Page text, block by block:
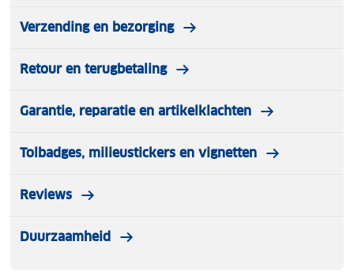
Verzending en bezorging
Retour en terugbetaling
Garantie, reparatie en artikelklachten
Tolbadges, milieustickers en vignetten
Reviews
Duurzaamheid